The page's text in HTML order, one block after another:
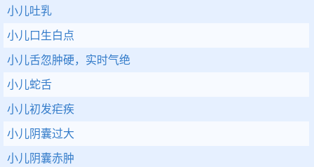
小儿吐乳
小儿口生白点
小儿舌忽肿硬，实时气绝
小儿蛇舌
小儿初发疟疾
小儿阴囊过大
小儿阴囊赤肿